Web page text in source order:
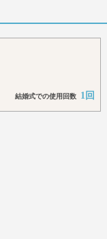
結婚式での使用回数 1回